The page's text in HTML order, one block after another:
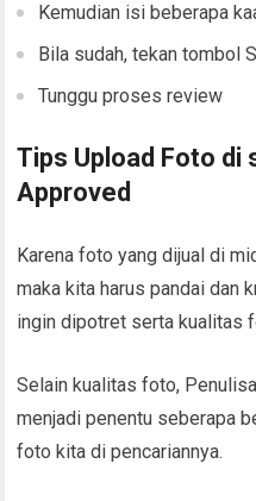
Kemudian isi beberapa
Bila sudah, tekan tombol
Tunggu proses review
Tips Upload Foto
Approved
Karena foto yang dijual di
maka kita harus pandai dan
ingin dipotret serta kualitas
Selain kualitas foto,
menjadi penentu seberapa
foto kita di pencariannya.